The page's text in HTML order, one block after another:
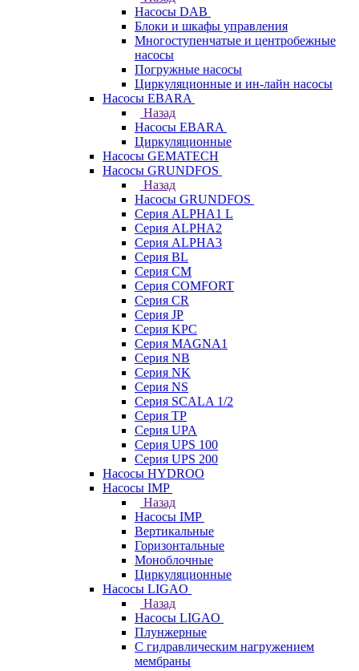
Насосы DAB
Блоки и шкафы управления
Многоступенчатые и центробежные
насосы
Погружные насосы
Циркуляционные и ин-лайн насосы
Насосы EBARA
Назад
Насосы EBARA
Циркуляционные
Насосы GEMATECH
Насосы GRUNDFOS
Назад
Насосы GRUNDFOS
Серия ALPHA1 L
Серия ALPHA2
Серия ALPHA3
Серия BL
Серия CM
Серия COMFORT
Серия CR
Серия JP
Серия KPC
Серия MAGNA1
Серия NB
Серия NK
Серия NS
Серия SCALA 1/2
Серия TP
Серия UPA
Серия UPS 100
Серия UPS 200
Насосы HYDROO
Насосы IMP
Назад
Насосы IMP
Вертикальные
Горизонтальные
Моноблочные
Циркуляционные
Насосы LIGAO
Назад
Насосы LIGAO
Плунжерные
С гидравлическим нагружением
мембраны